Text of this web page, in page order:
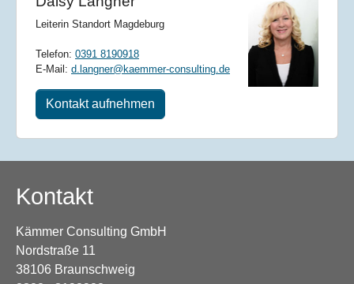
Leiterin Standort Magdeburg
Telefon: 0391 8190918
E-Mail: d.langner@kaemmer-consulting.de
Kontakt aufnehmen
Kontakt
Kämmer Consulting GmbH
Nordstraße 11
38106 Braunschweig